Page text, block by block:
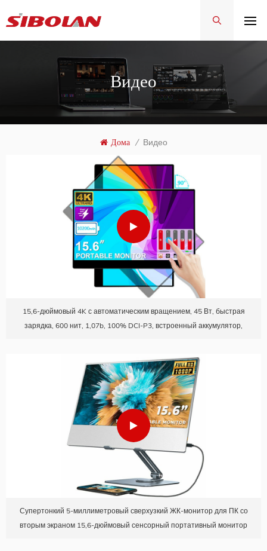
Видео
Дома / Видео
15,6-дюймовый 4K с автоматическим вращением, 45 Вт, быстрая
зарядка, 600 нит, 1,07b, 100% DCI-P3, встроенный аккумулятор,
Супертонкий 5-миллиметровый сверхузкий ЖК-монитор для ПК со
вторым экраном 15,6-дюймовый сенсорный портативный монитор